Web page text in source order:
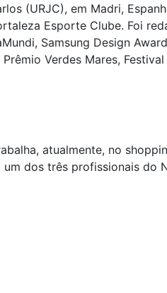
(URJC), em Madri,
Esporte Clube. Foi
Samsung Design
Verdes Mares,
atualmente, no
um dos três profissionais